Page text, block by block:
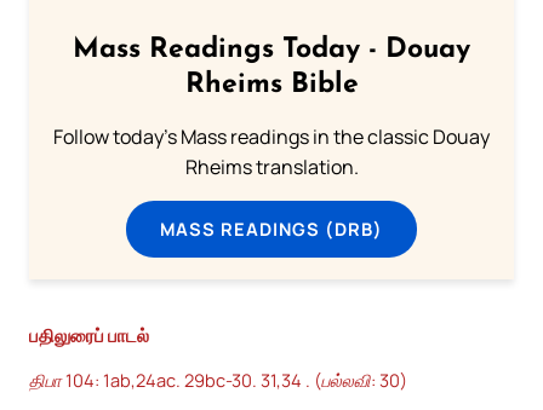
Mass Readings Today - Douay
Rheims Bible
Follow today's Mass readings in the classic Douay
Rheims translation.
MASS READINGS (DRB)
பதிலுரைப் பாடல்
திபா 104: 1ab,24ac. 29bc-30. 31,34 . (பல்லவி: 30)